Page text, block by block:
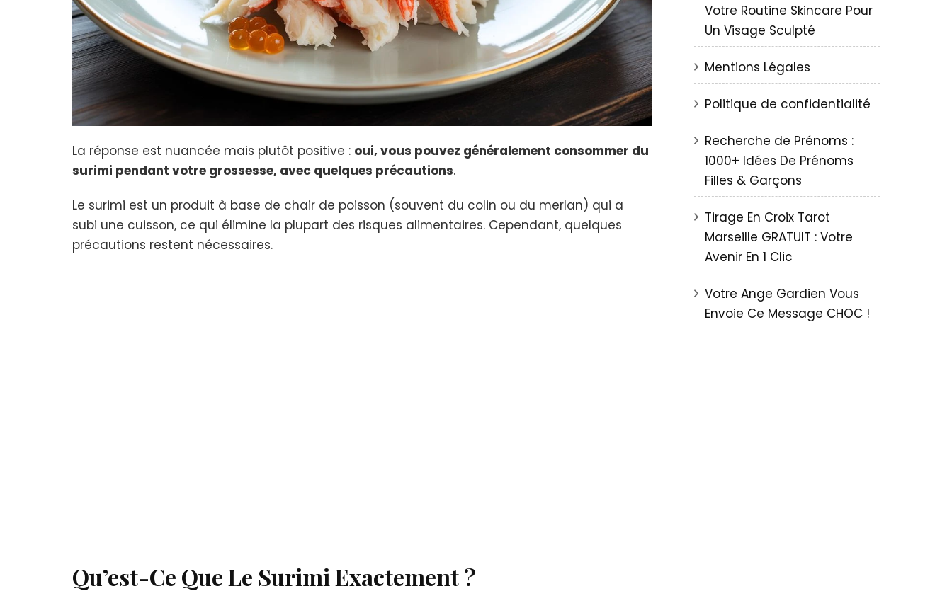
La réponse est nuancée mais plutôt positive : oui, vous pouvez généralement consommer du
surimi pendant votre grossesse, avec quelques précautions.
Le surimi est un produit à base de chair de poisson (souvent du colin ou du merlan) qui a
subi une cuisson, ce qui élimine la plupart des risques alimentaires. Cependant, quelques
précautions restent nécessaires.
Qu’est-Ce Que Le Surimi Exactement ?
Votre Routine Skincare Pour
Un Visage Sculpté
Mentions Légales
Politique de confidentialité
Recherche de Prénoms :
1000+ Idées De Prénoms
Filles & Garçons
Tirage En Croix Tarot
Marseille GRATUIT : Votre
Avenir En 1 Clic
Votre Ange Gardien Vous
Envoie Ce Message CHOC !